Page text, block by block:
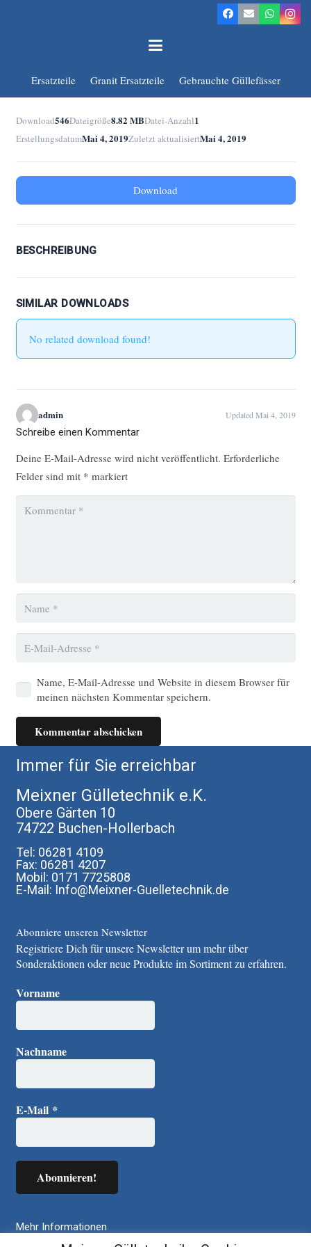
Ersatzteile Granit Ersatzteile Gebrauchte Güllefässer
Download546Dateigröße8.82 MBDatei-Anzahl1
ErstellungsdatumMai 4, 2019Zuletzt aktualisiertMai 4, 2019
Download
BESCHREIBUNG
SIMILAR DOWNLOADS
No related download found!
admin Updated Mai 4, 2019
Schreibe einen Kommentar
Deine E-Mail-Adresse wird nicht veröffentlicht. Erforderliche
Felder sind mit * markiert
Name, E-Mail-Adresse und Website in diesem Browser für
meinen nächsten Kommentar speichern.
Kommentar abschicken
Immer für Sie erreichbar
Meixner Gülletechnik e.K.
Obere Gärten 10
74722 Buchen-Hollerbach
Tel: 06281 4109
Fax: 06281 4207
Mobil: 0171 7725808
E-Mail: Info@Meixner-Guelletechnik.de
Abonniere unseren Newsletter
Registriere Dich für unsere Newsletter um mehr über
Sonderaktionen oder neue Produkte im Sortiment zu erfahren.
Vorname
Nachname
E-Mail *
Mehr Informationen